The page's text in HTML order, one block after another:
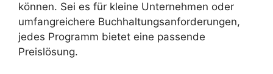
können. Sei es für kleine Unternehmen oder
umfangreichere Buchhaltungsanforderungen,
jedes Programm bietet eine passende
Preislösung.